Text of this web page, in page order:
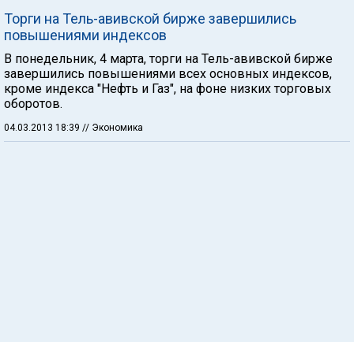
Торги на Тель-авивской бирже завершились
повышениями индексов
В понедельник, 4 марта, торги на Тель-авивской бирже
завершились повышениями всех основных индексов,
кроме индекса "Нефть и Газ", на фоне низких торговых
оборотов.
04.03.2013 18:39 // Экономика